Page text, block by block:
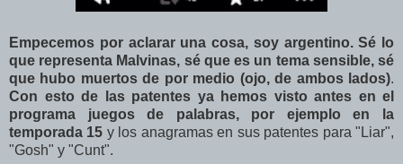
Empecemos por aclarar una cosa, soy argentino. Sé lo
que representa Malvinas, sé que es un tema sensible, sé
que hubo muertos de por medio (ojo, de ambos lados).
Con esto de las patentes ya hemos visto antes en el
programa juegos de palabras, por ejemplo en la
temporada 15 y los anagramas en sus patentes para "Liar",
"Gosh" y "Cunt".